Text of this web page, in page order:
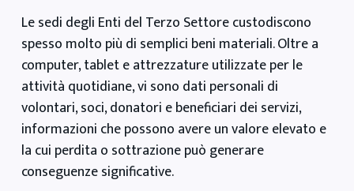
Le sedi degli Enti del Terzo Settore custodiscono
spesso molto più di semplici beni materiali. Oltre a
computer, tablet e attrezzature utilizzate per le
attività quotidiane, vi sono dati personali di
volontari, soci, donatori e beneficiari dei servizi,
informazioni che possono avere un valore elevato e
la cui perdita o sottrazione può generare
conseguenze significative.